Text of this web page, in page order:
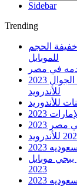
Sidebar
Trending
الحجم
للموبايل
في مصر
أفضل 5 تطبيقات لقراءة ملفات الوورد على الجوال 2023
للأندرويد
2023
2023
2023
ببجي موبايل
2023
2023